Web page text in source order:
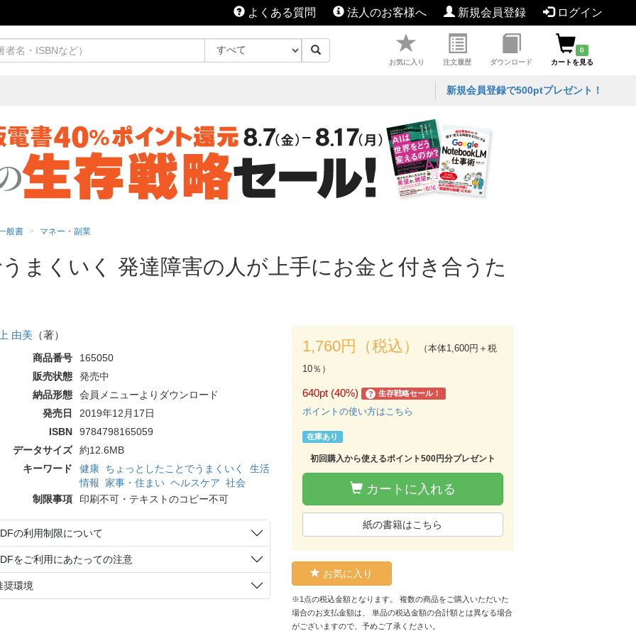
よくある質問 法人のお客様へ 新規会員登録 ログイン
お気に入り 注文履歴 ダウンロード
0
カートを見る
新規会員登録で500ptプレゼント！
般書 マネー・副業
まくいく 発達障害の人が上手にお金と付き合うた
由美 （著）
商品番号
165050
販売状態
発売中
納品形態
会員メニューよりダウンロード
発売日
2019年12月17日
ISBN
9784798165059
データサイズ
約12.6MB
キーワード
健康 ちょっとしたことでうまくいく
生活
情報 家事・住まい ヘルスケア 社会
制限事項
印刷不可・テキストのコピー不可
の利用制限について
をご利用にあたっての注意
奨環境
1,760円（税込）
（本体1,600円＋税
10％）
640pt (40%) ? 生存戦略セール！
ポイントの使い方はこちら
在庫あり
初回購入から使えるポイント500円分プレゼント
カートに入れる
紙の書籍はこちら
お気に入り
※1点の税込金額となります。 複数の商品をご購入いただいた
場合のお支払金額は、 単品の税込金額の合計額とは異なる場合
がございますので、予めご了承ください。